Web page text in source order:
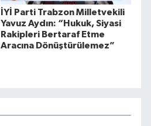
İYİ Parti Trabzon Milletvekili
Yavuz Aydın: “Hukuk, Siyasi
Rakipleri Bertaraf Etme
Aracına Dönüştürülemez”